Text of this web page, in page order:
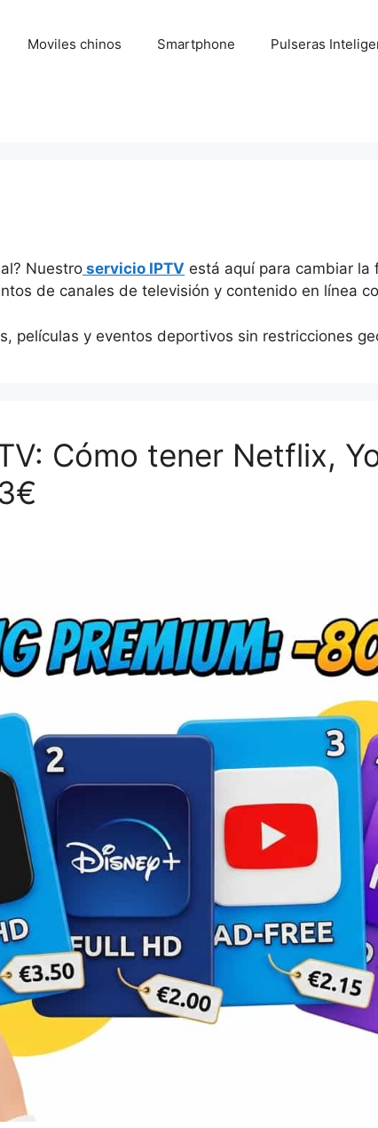
Moviles chinos Smartphone Pulseras
Nuestroservicio IPTV está aquí para cambiar
de canales de televisión y contenido en línea
películas y eventos deportivos sin restricciones
Cómo tener Netflix,